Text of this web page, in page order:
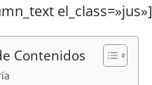
el_class=»jus»]
Contenidos